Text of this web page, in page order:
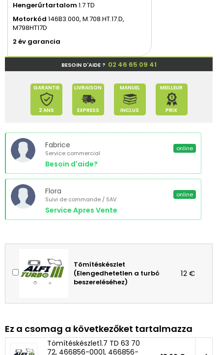
Hengerűrtartalom 1.7 TD
Motorkód 146B3.000, M.708.HT.17.D,
M798HT17D
2 év garancia
BESOIN D'AIDE ? 02 46 65 09 41
GARANTIE
2 ANS
LIVRAISON
EXPRESS
MANUEL
INCLUS
MEILLEUR
PRIX
Fabrice
Service commercial
Besoin d'aide?
online
Flora
Suivi de commande / SAV
Service Apres Vente
online
Tömítéskészlet
(Elengedhetetlen a turbó
beszereléséhez)
12 €
Ez a csomag a következőket tartalmazza
Tömítéskészlet1.7 TD 63 70
72, 466856-0001, 466856-